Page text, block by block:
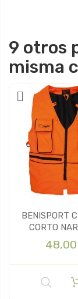
9 otros
misma
BENISPORT
CORTO